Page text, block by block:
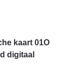
kaart 01O
digitaal